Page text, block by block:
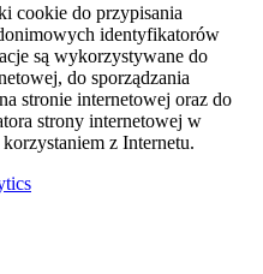
cookie do przypisania
identyfikatorów
są wykorzystywane do
do sporządzania
stronie internetowej oraz do
strony internetowej w
z Internetu.